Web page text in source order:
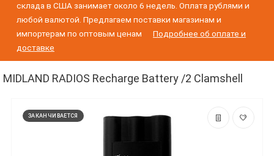
склада в США занимает около 6 недель. Оплата рублями и
любой валютой. Предлагаем поставки магазинам и
импортерам по оптовым ценам
Подробнее об оплате и
доставке
MIDLAND RADIOS Recharge Battery /2 Clamshell
ЗАКАНЧИВАЕТСЯ